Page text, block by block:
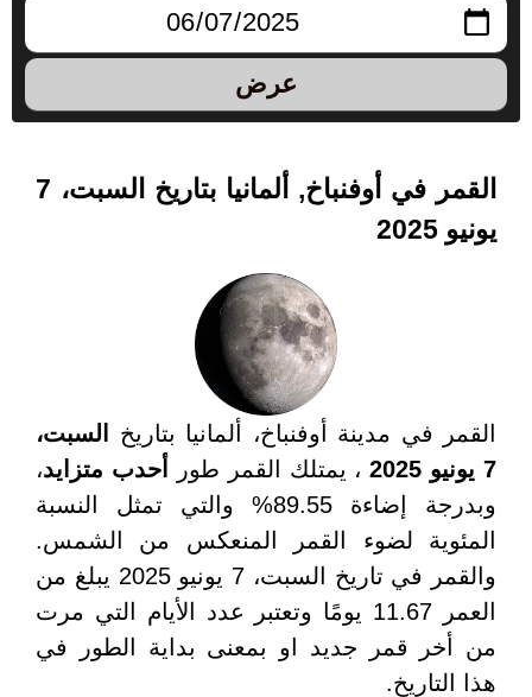
عرض
القمر في أوفنباخ, ألمانيا بتاريخ السبت، 7
يونيو 2025
القمر في مدينة أوفنباخ، ألمانيا بتاريخ
السبت،
7 يونيو 2025
، يمتلك القمر طور أحدب متزايد،
وبدرجة إضاءة 89.55% والتي تمثل النسبة
المئوية لضوء القمر المنعكس من الشمس.
والقمر في تاريخ السبت، 7 يونيو 2025 يبلغ من
العمر 11.67 يومًا وتعتبر عدد الأيام التي مرت
من أخر قمر جديد او بمعنى بداية الطور في
هذا التاريخ.